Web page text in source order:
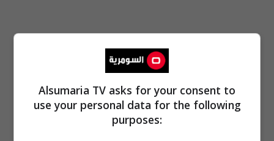
Alsumaria TV asks for your consent to
use your personal data for the following
purposes: